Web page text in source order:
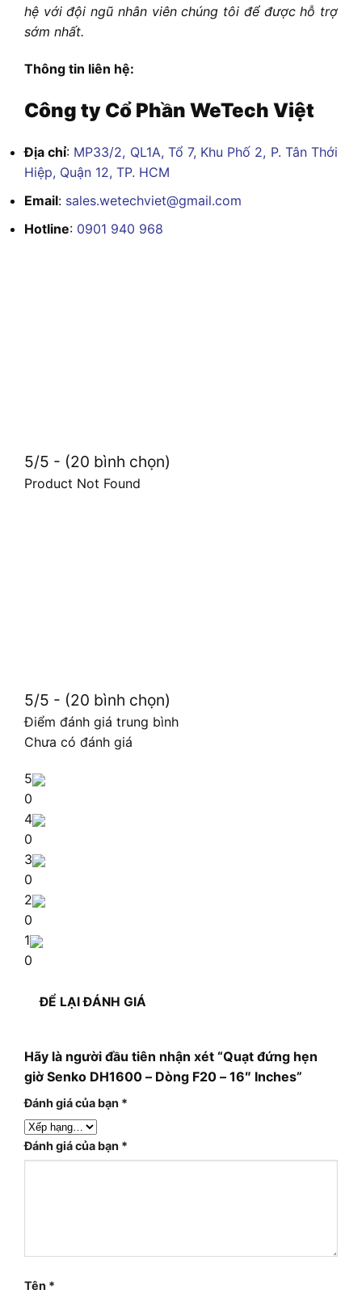
hệ với đội ngũ nhân viên chúng tôi để được hỗ trợ
sớm nhất.
Thông tin liên hệ:
Công ty Cổ Phần WeTech Việt
Địa chỉ: MP33/2, QL1A, Tổ 7, Khu Phố 2, P. Tân Thới
Hiệp, Quận 12, TP. HCM
Email: sales.wetechviet@gmail.com
Hotline: 0901 940 968
5/5 - (20 bình chọn)
Product Not Found
5/5 - (20 bình chọn)
Điểm đánh giá trung bình
Chưa có đánh giá
5
0
4
0
3
0
2
0
1
0
ĐỂ LẠI ĐÁNH GIÁ
Hãy là người đầu tiên nhận xét “Quạt đứng hẹn
giờ Senko DH1600 – Dòng F20 – 16″ Inches”
Đánh giá của bạn *
Đánh giá của bạn *
Tên *